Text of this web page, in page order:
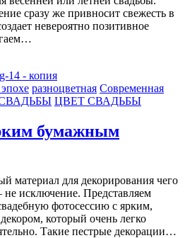
сразу же привносит свежесть в
невероятно позитивное
разноцветная Современная
ЦВЕТ СВАДЬБЫ
бумажным
материал для декорирования чего
исключение. Представляем
фотосессию с ярким,
который очень легко
Такие пестрые декорации…